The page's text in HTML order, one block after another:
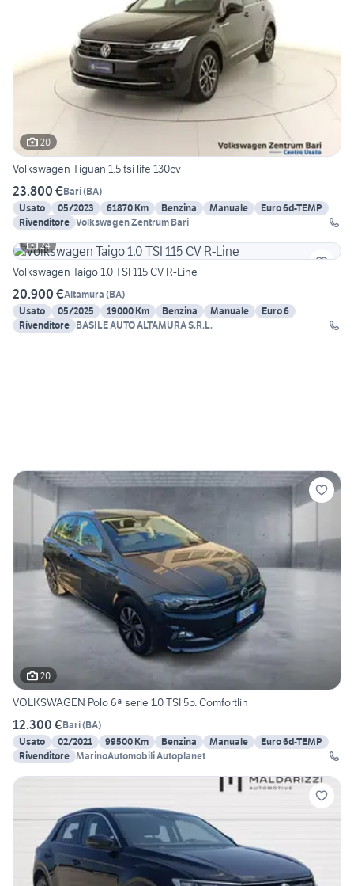
20
Volkswagen Tiguan 1.5 tsi life 130cv
23.800 €Bari(BA)
Usato
05/2023 61870 Km Benzina Manuale
Euro 6d-TEMP
Rivenditore Volkswagen Zentrum Bari
24
Volkswagen Taigo 1.0 TSI 115 CV R-Line
20.900 €Altamura (BA)
Usato
05/2025 19000 Km Benzina Manuale
Euro 6
Rivenditore BASILE AUTO ALTAMURA S.R.L.
20
VOLKSWAGEN Polo 6ª serie 1.0 TSI 5p. Comfortlin
12.300 €Bari(BA)
Usato
02/2021 99500 Km Benzina Manuale
Euro 6d-TEMP
Rivenditore MarinoAutomobili Autoplanet